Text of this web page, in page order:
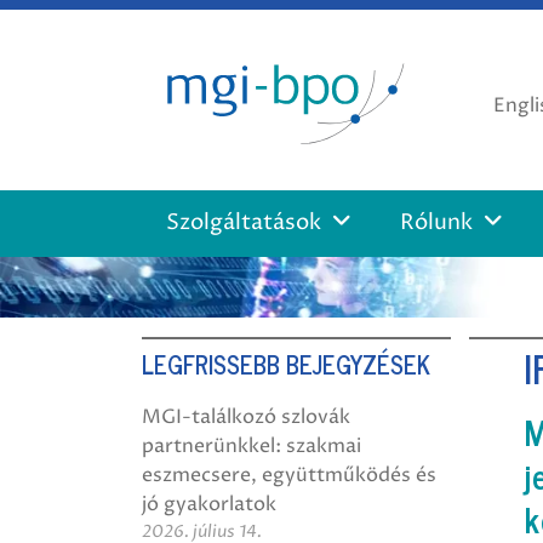
Tovább
Szolgáltatások Rólunk
LEGFRISSEBB BEJEGYZÉSEK
MGI-találkozó szlovák
partnerünkkel: szakmai
eszmecsere, együttműködés és
jó gyakorlatok
2026. július 14.